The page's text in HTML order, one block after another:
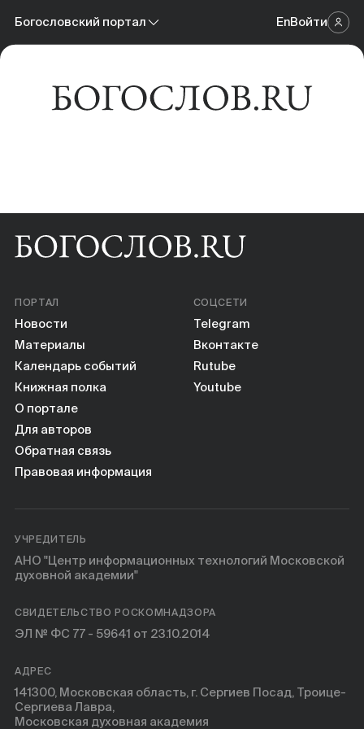
Богословский портал
Богословский портал
EnВойти
Новости
Научные инструменты
ПОРТАЛ
Новости
Материалы
Календарь событий
Книжная полка
О портале
Для авторов
Обратная связь
Правовая информация
СОЦСЕТИ
Telegram
Вконтакте
Rutube
Youtube
УЧРЕДИТЕЛЬ
АНО "Центр информационных технологий Московской
духовной академии"
СВИДЕТЕЛЬСТВО РОСКОМНАДЗОРА
ЭЛ № ФС 77 - 59641 от 23.10.2014
АДРЕС
141300, Московская область, г. Сергиев Посад, Троице-
Сергиева Лавра,
Московская духовная академия